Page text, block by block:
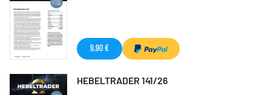
9,90 €
HEBELTRADER 141/26